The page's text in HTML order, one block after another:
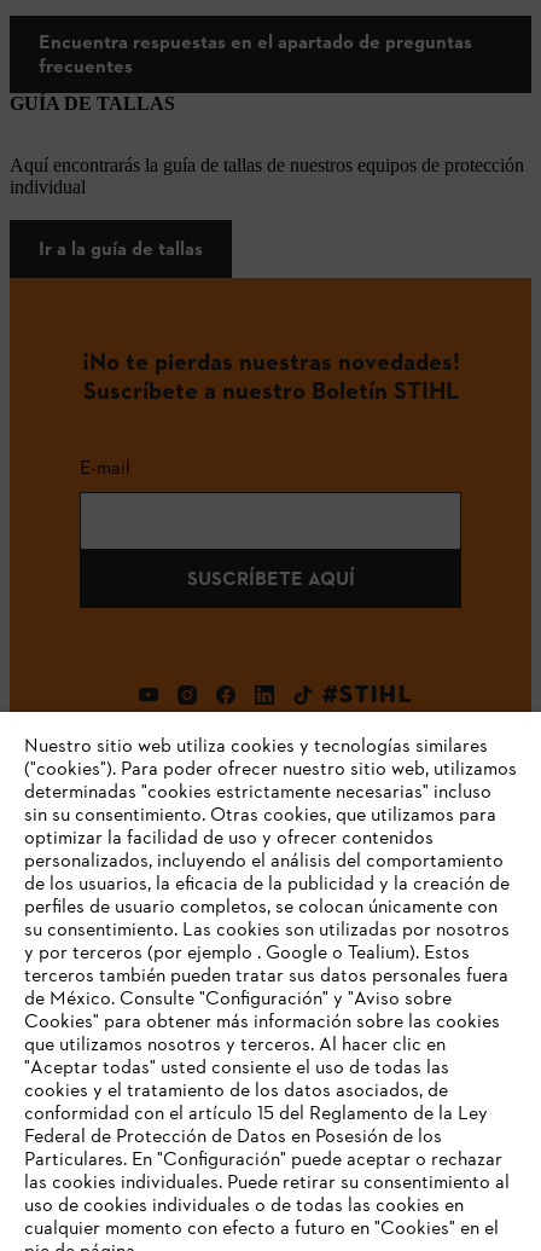
Encuentra respuestas en el apartado de preguntas
frecuentes
GUÍA DE TALLAS
Aquí encontrarás la guía de tallas de nuestros equipos de protección
individual
Ir a la guía de tallas
¡No te pierdas nuestras novedades!
Suscríbete a nuestro Boletín STIHL
E-mail
SUSCRÍBETE AQUÍ
#STIHL
Empresa
Preguntas frecuentes
Contacto
Aviso de privacidad
TU NAVEGADOR NO ES
COMPATIBLE
El navegador que estás utilizando no es compatible con
nuestra página web. Para que puedas disfrutar de nuestro
contenido, utiliza uno de los siguientes navegadores:
Nuestro sitio web utiliza cookies y tecnologías similares
("cookies"). Para poder ofrecer nuestro sitio web, utilizamos
determinadas "cookies estrictamente necesarias" incluso
sin su consentimiento. Otras cookies, que utilizamos para
optimizar la facilidad de uso y ofrecer contenidos
personalizados, incluyendo el análisis del comportamiento
de los usuarios, la eficacia de la publicidad y la creación de
perfiles de usuario completos, se colocan únicamente con
su consentimiento. Las cookies son utilizadas por nosotros
y por terceros (por ejemplo . Google o Tealium). Estos
terceros también pueden tratar sus datos personales fuera
de México. Consulte "Configuración" y "Aviso sobre
Cookies" para obtener más información sobre las cookies
que utilizamos nosotros y terceros. Al hacer clic en
"Aceptar todas" usted consiente el uso de todas las
cookies y el tratamiento de los datos asociados, de
conformidad con el artículo 15 del Reglamento de la Ley
Federal de Protección de Datos en Posesión de los
Particulares. En "Configuración" puede aceptar o rechazar
las cookies individuales. Puede retirar su consentimiento al
uso de cookies individuales o de todas las cookies en
cualquier momento con efecto a futuro en "Cookies" en el